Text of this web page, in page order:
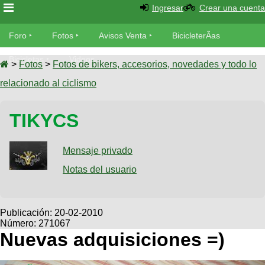
Foro
Foro
TÃ©cnica
Fotos
tu foto
Galeria
XC
Viajes
Descenso
SUBÃ
tu
Buscar
Ultimos
Fotos
BicicleterÃ­
as
Bicicletas
Tandem
Videos
Cicloturismo
Ingresar Crear una cuenta
Foro Fotos Avisos Venta BicicleterÃ­as
Bicicletas Videos
> Fotos > Fotos de bikers, accesorios, novedades y todo lo
relacionado al ciclismo
TIKYCS
Mensaje privado
Notas del usuario
Publicación: 20-02-2010
Número: 271067
Nuevas adquisiciones =)